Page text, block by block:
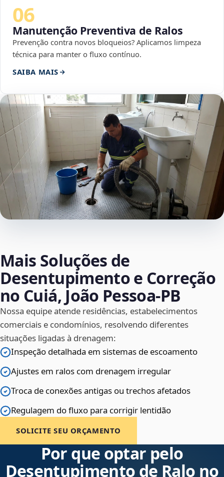
06
Manutenção Preventiva de Ralos
Prevenção contra novos bloqueios? Aplicamos limpeza
técnica para manter o fluxo contínuo.
SAIBA MAIS
Mais Soluções de
Desentupimento e Correção
no Cuiá, João Pessoa‑PB
Nossa equipe atende residências, estabelecimentos
comerciais e condomínios, resolvendo diferentes
situações ligadas à drenagem:
Inspeção detalhada em sistemas de escoamento
Ajustes em ralos com drenagem irregular
Troca de conexões antigas ou trechos afetados
Regulagem do fluxo para corrigir lentidão
SOLICITE SEU ORÇAMENTO
Por que optar pelo
Desentupimento de Ralo no